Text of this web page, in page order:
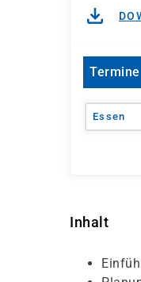
Termine
Essen
Inhalt